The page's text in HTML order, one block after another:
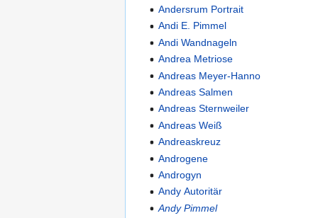
Andersrum Portrait
Andi E. Pimmel
Andi Wandnageln
Andrea Metriose
Andreas Meyer-Hanno
Andreas Salmen
Andreas Sternweiler
Andreas Weiß
Andreaskreuz
Androgene
Androgyn
Andy Autoritär
Andy Pimmel